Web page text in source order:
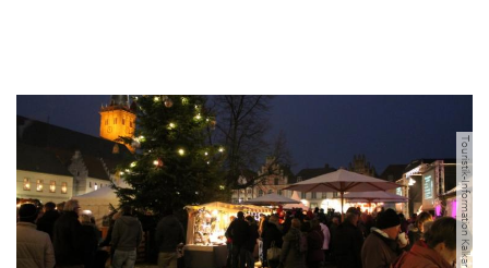
Touristik-Information Kalkar